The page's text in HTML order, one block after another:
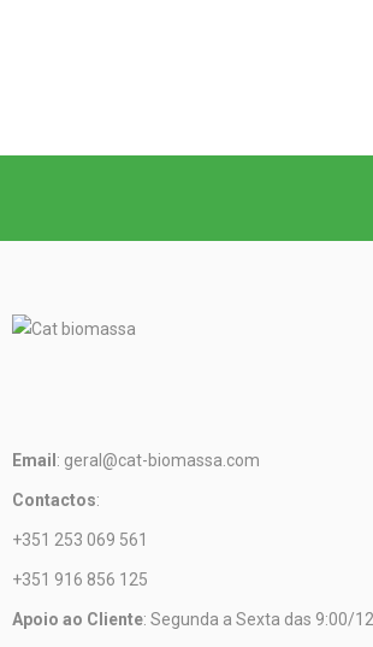
Email : geral@cat-biomassa.com
Contactos:
+351 253 069 561
+351 916 856 125
Apoio ao Cliente: Segunda a Sexta das 9:00/